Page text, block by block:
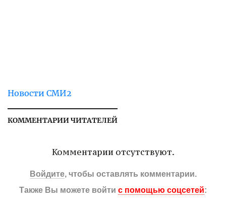
Новости СМИ2
КОММЕНТАРИИ ЧИТАТЕЛЕЙ
Комментарии отсутствуют.
Войдите, чтобы оставлять комментарии.
Также Вы можете войти с помощью соцсетей: